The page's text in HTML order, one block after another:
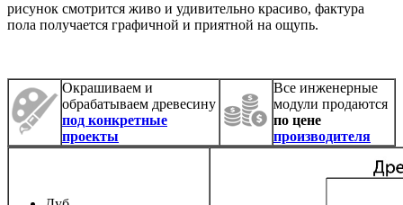
рисунок смотрится живо и удивительно красиво, фактура
пола получается графичной и приятной на ощупь.
Окрашиваем и
обрабатываем древесину
под конкретные
проекты
Все инженерные
модули продаются
по цене
производителя